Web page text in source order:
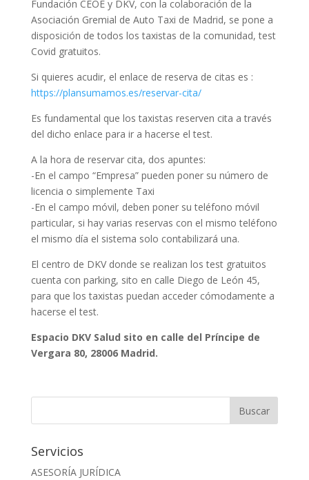
Fundación CEOE y DKV, con la colaboración de la
Asociación Gremial de Auto Taxi de Madrid, se pone a
disposición de todos los taxistas de la comunidad, test
Covid gratuitos.
Si quieres acudir, el enlace de reserva de citas es :
https://plansumamos.es/reservar-cita/
Es fundamental que los taxistas reserven cita a través
del dicho enlace para ir a hacerse el test.
A la hora de reservar cita, dos apuntes:
-En el campo “Empresa” pueden poner su número de
licencia o simplemente Taxi
-En el campo móvil, deben poner su teléfono móvil
particular, si hay varias reservas con el mismo teléfono
el mismo día el sistema solo contabilizará una.
El centro de DKV donde se realizan los test gratuitos
cuenta con parking, sito en calle Diego de León 45,
para que los taxistas puedan acceder cómodamente a
hacerse el test.
Espacio DKV Salud sito en calle del Príncipe de
Vergara 80, 28006 Madrid.
Servicios
ASESORÍA JURÍDICA